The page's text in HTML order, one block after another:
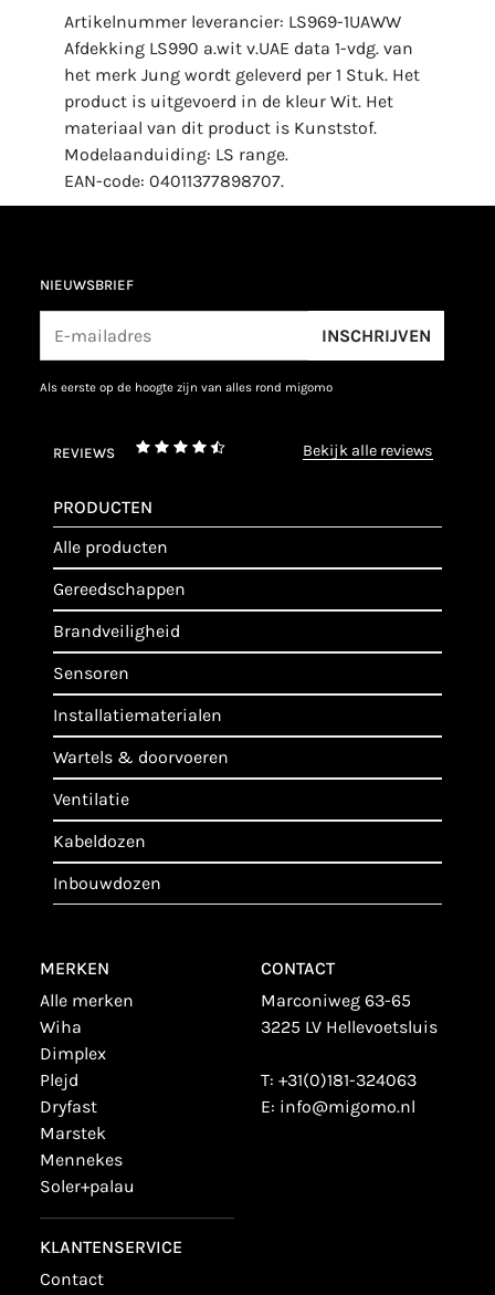
Artikelnummer leverancier: LS969-1UAWW
Afdekking LS990 a.wit v.UAE data 1-vdg. van
het merk Jung wordt geleverd per 1 Stuk. Het
product is uitgevoerd in de kleur Wit. Het
materiaal van dit product is Kunststof.
Modelaanduiding: LS range.
EAN-code: 04011377898707.
NIEUWSBRIEF
INSCHRIJVEN
als eerste op de hoogte zijn van alles rond migomo
REVIEWS bekijk alle reviews
PRODUCTEN
alle producten
gereedschappen
brandveiligheid
sensoren
installatiematerialen
wartels & doorvoeren
ventilatie
kabeldozen
inbouwdozen
MERKEN
alle merken
wiha
dimplex
plejd
dryfast
marstek
mennekes
soler+palau
KLANTENSERVICE
contact
CONTACT
Marconiweg 63-65
3225 LV Hellevoetsluis
T: +31(0)181-324063
E: info@migomo.nl